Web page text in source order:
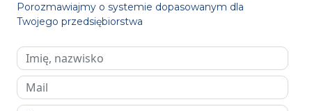
Porozmawiajmy o systemie dopasowanym dla
Twojego przedsiębiorstwa